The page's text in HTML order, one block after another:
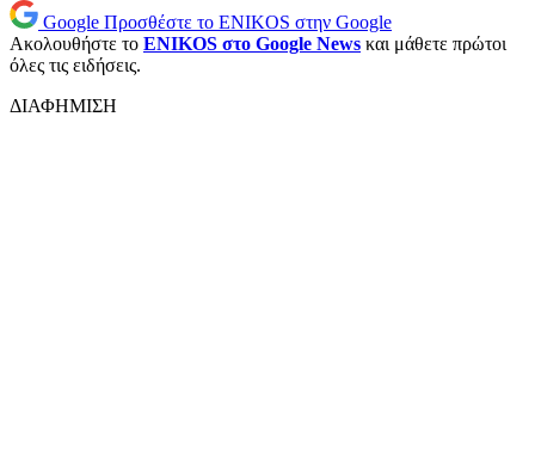
Google Προσθέστε το ENIKOS στην Google
Ακολουθήστε το ENIKOS στο Google News και μάθετε πρώτοι
όλες τις ειδήσεις.
ΔΙΑΦΗΜΙΣΗ